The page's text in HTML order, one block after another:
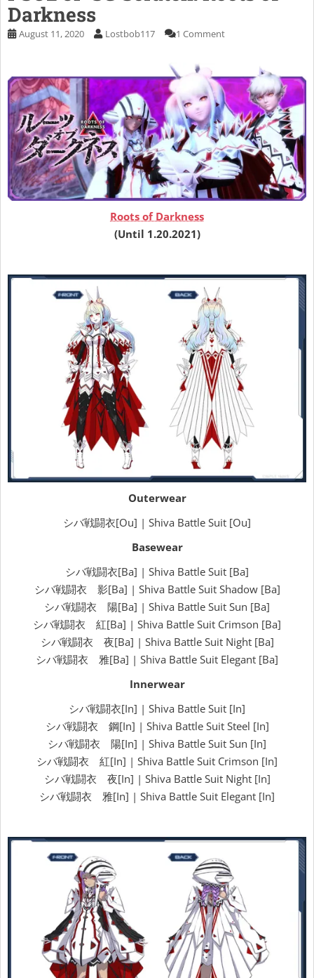
Darkness
August 11, 2020 Lostbob117 1 Comment
Roots of Darkness
(Until 1.20.2021)
Outerwear
シバ戦闘衣[Ou] | Shiva Battle Suit [Ou]
Basewear
シバ戦闘衣[Ba] | Shiva Battle Suit [Ba]
シバ戦闘衣 影[Ba] | Shiva Battle Suit Shadow [Ba]
シバ戦闘衣 陽[Ba] | Shiva Battle Suit Sun [Ba]
シバ戦闘衣 紅[Ba] | Shiva Battle Suit Crimson [Ba]
シバ戦闘衣 夜[Ba] | Shiva Battle Suit Night [Ba]
シバ戦闘衣 雅[Ba] | Shiva Battle Suit Elegant [Ba]
Innerwear
シバ戦闘衣[In] | Shiva Battle Suit [In]
シバ戦闘衣 鋼[In] | Shiva Battle Suit Steel [In]
シバ戦闘衣 陽[In] | Shiva Battle Suit Sun [In]
シバ戦闘衣 紅[In] | Shiva Battle Suit Crimson [In]
シバ戦闘衣 夜[In] | Shiva Battle Suit Night [In]
シバ戦闘衣 雅[In] | Shiva Battle Suit Elegant [In]